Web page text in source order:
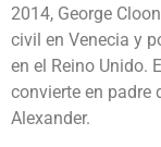
2014, George
civil en Venecia y
en el Reino Unido.
convierte en padre
Alexander.